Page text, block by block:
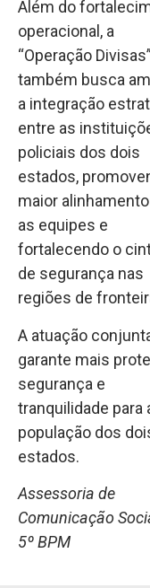
Além do
operacional, a
“Operação Divisas”
também busca
a integração
entre as
policiais dos dois
estados,
maior
as equipes e
fortalecendo o
de segurança nas
regiões de
A atuação
garante mais
segurança e
tranquilidade para
população dos
estados.
Assessoria de
Comunicação
5º BPM